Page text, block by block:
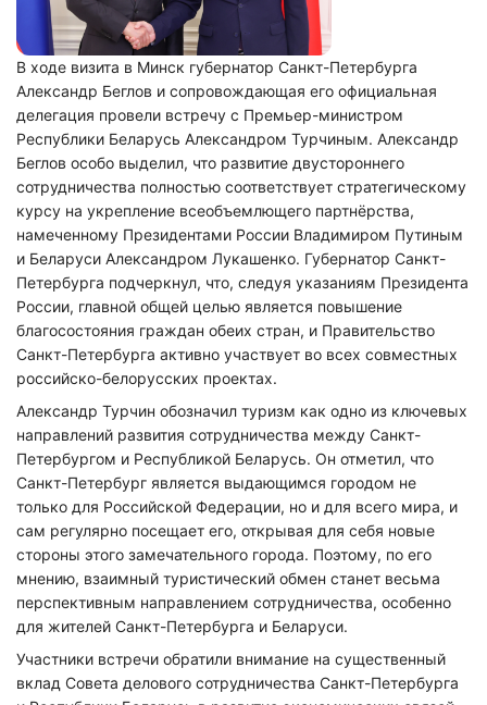
В ходе визита в Минск губернатор Санкт-Петербурга
Александр Беглов и сопровождающая его официальная
делегация провели встречу с Премьер-министром
Республики Беларусь Александром Турчиным. Александр
Беглов особо выделил, что развитие двустороннего
сотрудничества полностью соответствует стратегическому
курсу на укрепление всеобъемлющего партнёрства,
намеченному Президентами России Владимиром Путиным
и Беларуси Александром Лукашенко. Губернатор Санкт-
Петербурга подчеркнул, что, следуя указаниям Президента
России, главной общей целью является повышение
благосостояния граждан обеих стран, и Правительство
Санкт-Петербурга активно участвует во всех совместных
российско-белорусских проектах.
Александр Турчин обозначил туризм как одно из ключевых
направлений развития сотрудничества между Санкт-
Петербургом и Республикой Беларусь. Он отметил, что
Санкт-Петербург является выдающимся городом не
только для Российской Федерации, но и для всего мира, и
сам регулярно посещает его, открывая для себя новые
стороны этого замечательного города. Поэтому, по его
мнению, взаимный туристический обмен станет весьма
перспективным направлением сотрудничества, особенно
для жителей Санкт-Петербурга и Беларуси.
Участники встречи обратили внимание на существенный
вклад Совета делового сотрудничества Санкт-Петербурга